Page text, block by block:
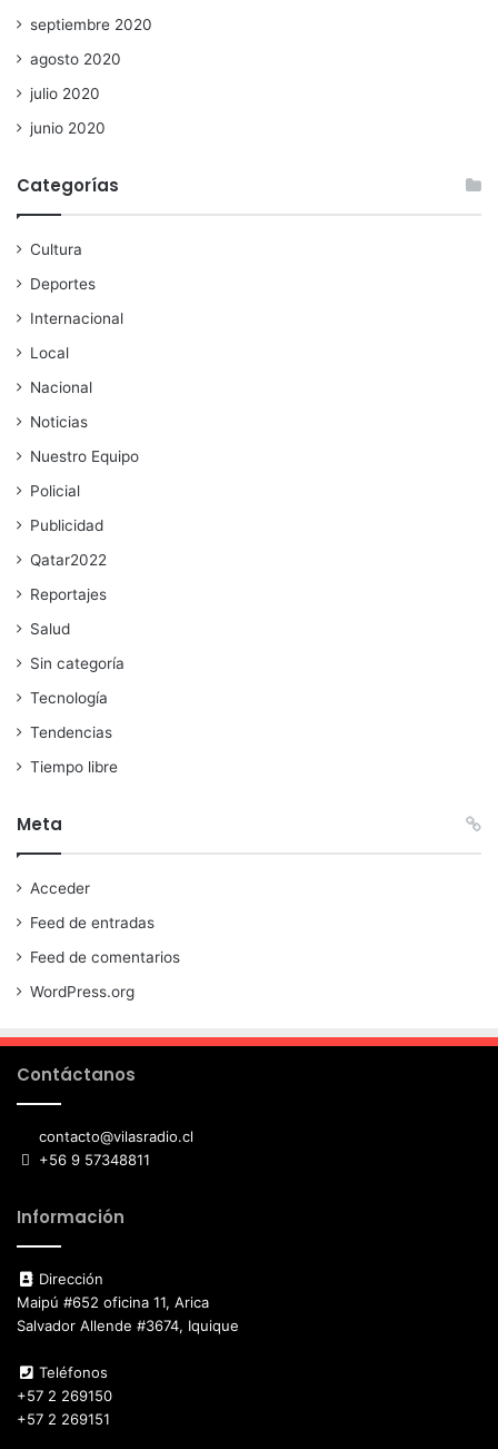
septiembre 2020
agosto 2020
julio 2020
junio 2020
Categorías
Cultura
Deportes
Internacional
Local
Nacional
Noticias
Nuestro Equipo
Policial
Publicidad
Qatar2022
Reportajes
Salud
Sin categoría
Tecnología
Tendencias
Tiempo libre
Meta
Acceder
Feed de entradas
Feed de comentarios
WordPress.org
Contáctanos
contacto@vilasradio.cl
+56 9 57348811
Información
Dirección
Maipú #652 oficina 11, Arica
Salvador Allende #3674, Iquique
Teléfonos
+57 2 269150
+57 2 269151